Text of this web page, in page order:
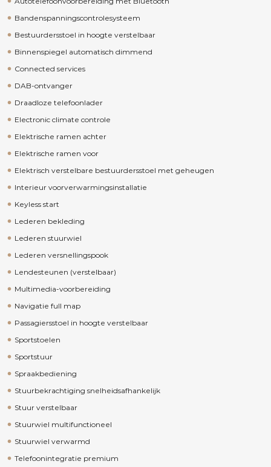
Bandenspanningscontrolesysteem
Bestuurdersstoel in hoogte verstelbaar
Binnenspiegel automatisch dimmend
Connected services
DAB-ontvanger
Draadloze telefoonlader
Electronic climate controle
Elektrische ramen achter
Elektrische ramen voor
Elektrisch verstelbare bestuurdersstoel met geheugen
Interieur voorverwarmingsinstallatie
Keyless start
Lederen bekleding
Lederen stuurwiel
Lederen versnellingspook
Lendesteunen (verstelbaar)
Multimedia-voorbereiding
Navigatie full map
Passagiersstoel in hoogte verstelbaar
Sportstoelen
Sportstuur
Spraakbediening
Stuurbekrachtiging snelheidsafhankelijk
Stuur verstelbaar
Stuurwiel multifunctioneel
Stuurwiel verwarmd
Telefoonintegratie premium